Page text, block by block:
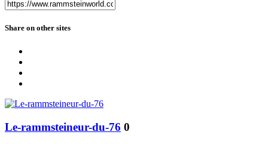
Share on other sites
Le-rammsteineur-du-76 0